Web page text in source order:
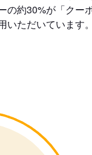
の約30%が「クー
ただいています。